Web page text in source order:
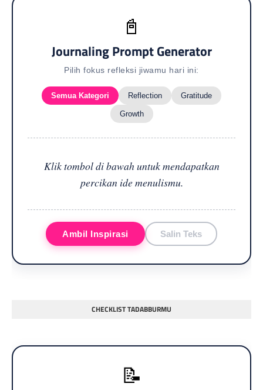
📓
Journaling Prompt Generator
Pilih fokus refleksi jiwamu hari ini:
Semua Kategori Reflection Gratitude
Growth
Klik tombol di bawah untuk mendapatkan
percikan ide menulismu.
Ambil Inspirasi Salin Teks
CHECKLIST TADABBURMU
📝